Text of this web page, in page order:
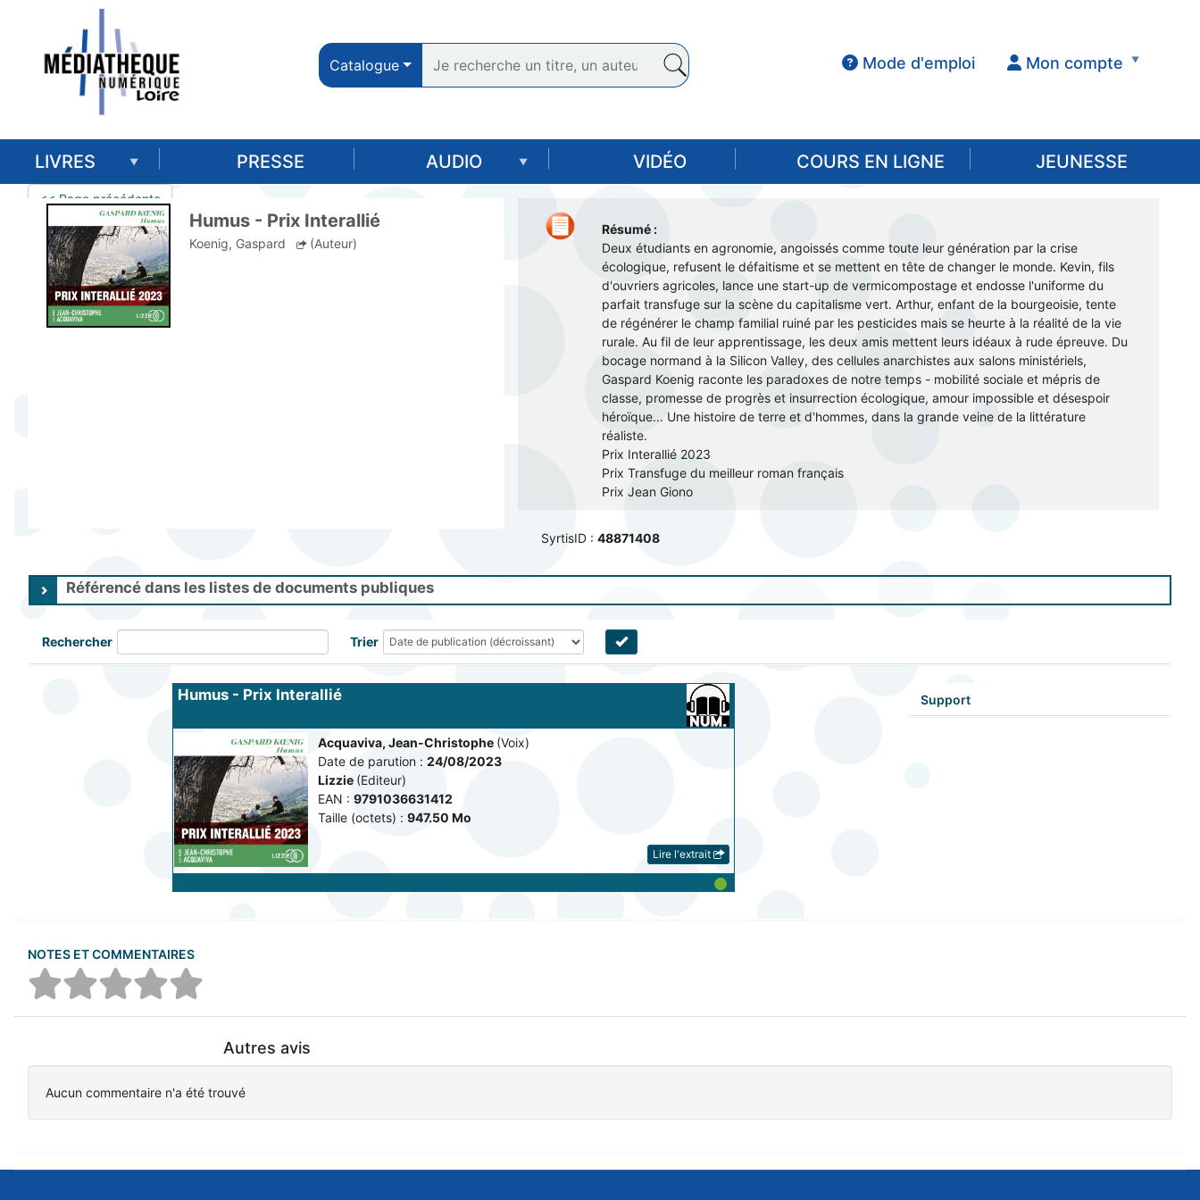
principal
Catalogue Mode d'emploi Mon compte
LIVRES PRESSE AUDIO VIDÉO COURS EN LIGNE JEUNESSE
<< Page précédente
Humus - Prix Interallié
Koenig, Gaspard (Auteur)
Résumé :
Deux étudiants en agronomie, angoissés comme toute leur génération par la crise
écologique, refusent le défaitisme et se mettent en tête de changer le monde. Kevin, fils
d'ouvriers agricoles, lance une start-up de vermicompostage et endosse l'uniforme du
parfait transfuge sur la scène du capitalisme vert. Arthur, enfant de la bourgeoisie, tente
de régénérer le champ familial ruiné par les pesticides mais se heurte à la réalité de la vie
rurale. Au fil de leur apprentissage, les deux amis mettent leurs idéaux à rude épreuve. Du
bocage normand à la Silicon Valley, des cellules anarchistes aux salons ministériels,
Gaspard Koenig raconte les paradoxes de notre temps - mobilité sociale et mépris de
classe, promesse de progrès et insurrection écologique, amour impossible et désespoir
héroïque... Une histoire de terre et d'hommes, dans la grande veine de la littérature
réaliste.
Prix Interallié 2023
Prix Transfuge du meilleur roman français
Prix Jean Giono
SyrtisID : 48871408
Référencé dans les listes de documents publiques
Rechercher Trier
Humus - Prix Interallié
Acquaviva, Jean-Christophe (Voix)
Date de parution : 24/08/2023
Lizzie (Editeur)
EAN : 9791036631412
Taille (octets) : 947.50 Mo
Lire l'extrait
Support
NOTES ET COMMENTAIRES
Autres avis
Aucun commentaire n'a été trouvé